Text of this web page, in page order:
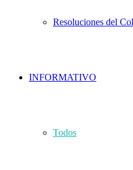
Resoluciones del
INFORMATIVO
Todos